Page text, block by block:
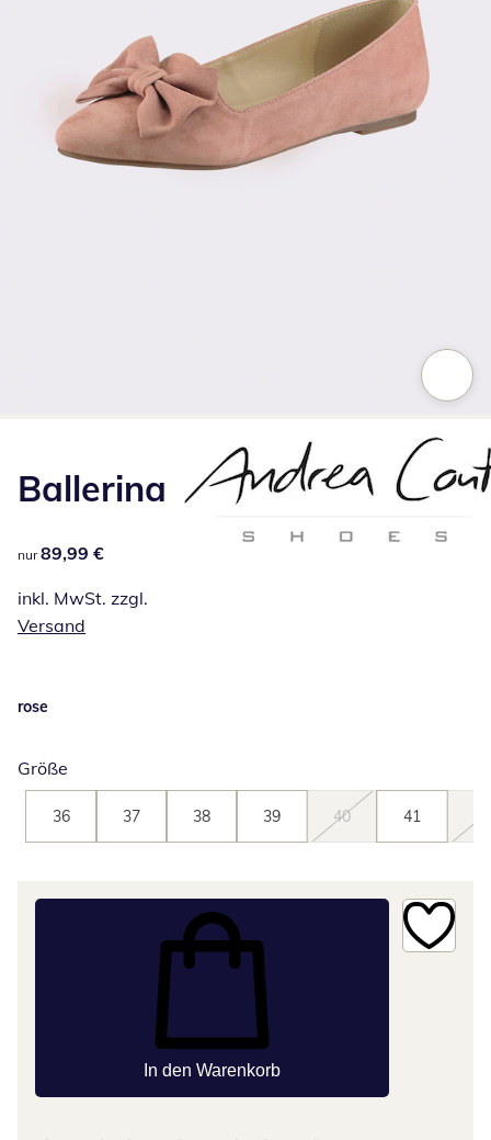
Ballerina
89,99 €
nur 89,99 €
inkl. MwSt. zzgl.
Versand
rose
Größe
36 37 38 39 40 41
In den Warenkorb